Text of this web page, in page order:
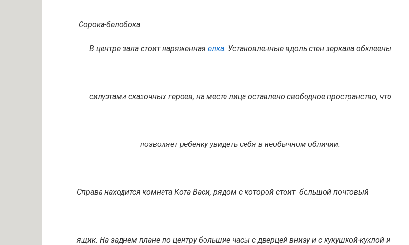
Сорока-белобока
В центре зала стоит наряженная елка. Установленные вдоль стен зеркала обклеены
силуэтами сказочных героев, на месте лица оставлено свободное пространство, что
позволяет ребенку увидеть себя в необычном обличии.
Справа находится комната Кота Васи, рядом с которой стоит большой почтовый
ящик. На заднем плане по центру большие часы с дверцей внизу и с кукушкой-куклой и